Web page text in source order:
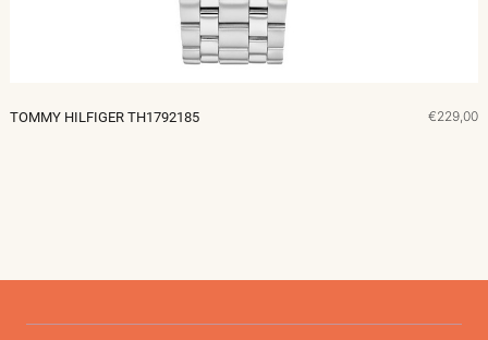
TOMMY HILFIGER TH1792185 €229,00